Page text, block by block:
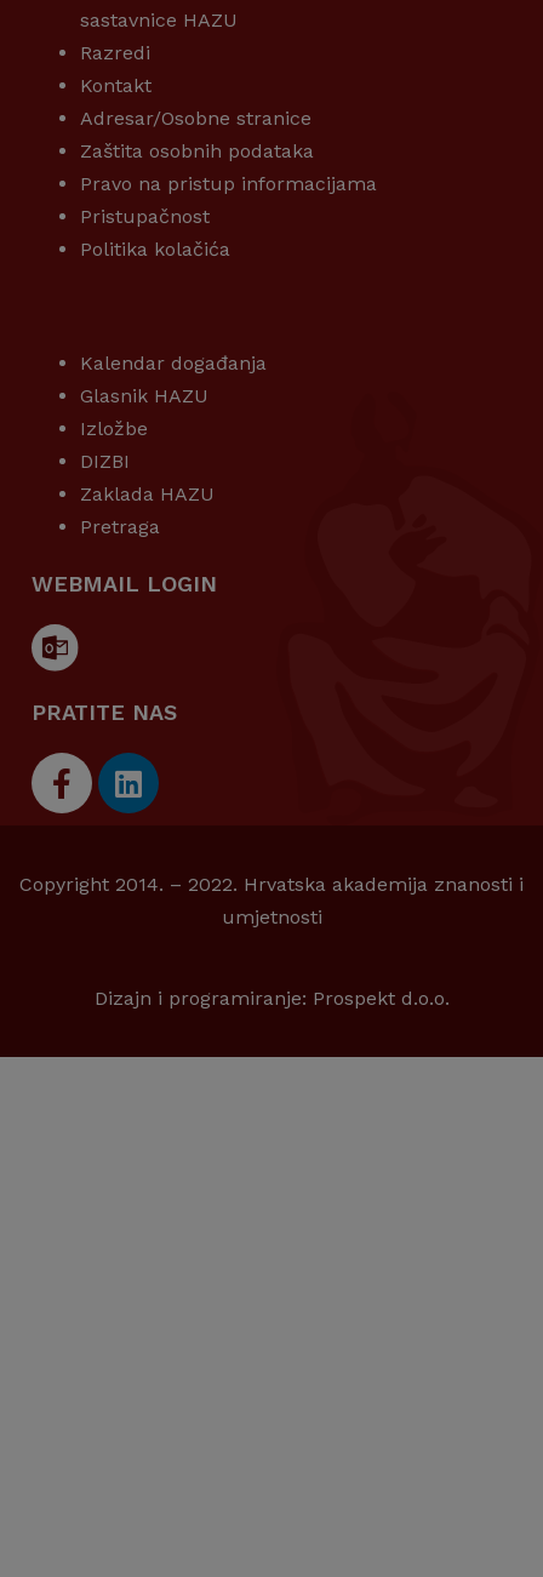
sastavnice HAZU
Razredi
Kontakt
Adresar/Osobne stranice
Zaštita osobnih podataka
Pravo na pristup informacijama
Pristupačnost
Politika kolačića
Kalendar događanja
Glasnik HAZU
Izložbe
DIZBI
Zaklada HAZU
Pretraga
WEBMAIL LOGIN
PRATITE NAS
Copyright 2014. – 2022. Hrvatska akademija znanosti i
umjetnosti
Dizajn i programiranje: Prospekt d.o.o.